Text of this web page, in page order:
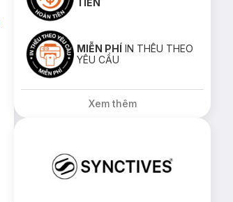
TIỀN
MIỄN PHÍ IN THÊU THEO
YÊU CẦU
Xem thêm